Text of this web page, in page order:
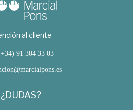
al cliente
91 304 33 03
¿DUDAS?